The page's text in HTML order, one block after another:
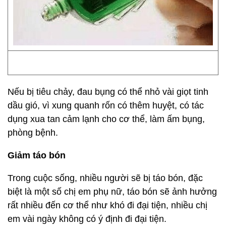
Nếu bị tiêu chảy, đau bụng có thể nhỏ vài giọt tinh
dầu gió, vì xung quanh rốn có thêm huyệt, có tác
dụng xua tan cảm lạnh cho cơ thể, làm ấm bụng,
phòng bệnh.
Giảm táo bón
Trong cuộc sống, nhiều người sẽ bị táo bón, đặc
biệt là một số chị em phụ nữ, táo bón sẽ ảnh hưởng
rất nhiều đến cơ thể như khó đi đại tiện, nhiều chị
em vài ngày không có ý định đi đại tiện.